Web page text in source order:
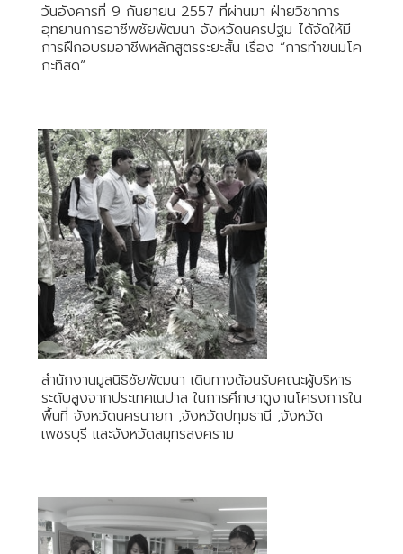
วันอังคารที่ 9 กันยายน 2557 ที่ผ่านมา ฝ่ายวิชาการ
อุทยานการอาชีพชัยพัฒนา จังหวัดนครปฐม ได้จัดให้มี
การฝึกอบรมอาชีพหลักสูตรระยะสั้น เรื่อง “การทำขนมโค
กะทิสด”
สำนักงานมูลนิธิชัยพัฒนา เดินทางต้อนรับคณะผู้บริหาร
ระดับสูงจากประเทศเนปาล ในการศึกษาดูงานโครงการใน
พื้นที่ จังหวัดนครนายก ,จังหวัดปทุมธานี ,จังหวัด
เพชรบุรี และจังหวัดสมุทรสงคราม